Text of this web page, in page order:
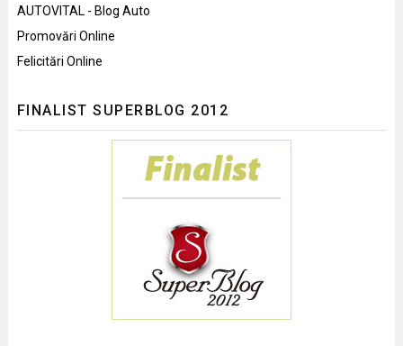
AUTOVITAL - Blog Auto
Promovări Online
Felicitări Online
FINALIST SUPERBLOG 2012